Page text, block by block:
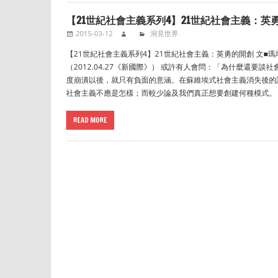
【21世紀社會主義系列4】21世紀社會主義：英
2015-03-12 洞見世界
【21世紀社會主義系列4】21世紀社會主義：英勇的開創 文
（2012.04.27《新國際》） 或許有人會問：「為什麼還要談
度崩潰以後，就只有負面的意涵。在蘇維埃式社會主義消失後
社會主義不應是怎樣；而較少論及我們真正想要創建何種模式。
READ MORE